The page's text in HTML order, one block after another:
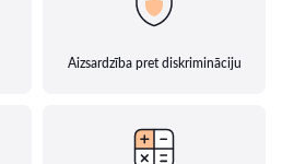
Aizsardzība pret diskrimināciju